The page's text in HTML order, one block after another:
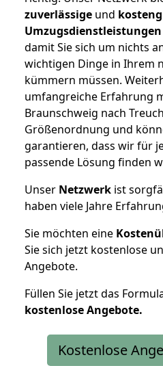
zuverlässige und
Umzugsdienstleistungen
damit Sie sich um nichts
wichtigen Dinge in Ihrem
kümmern müssen.
umfangreiche Erfahrung
Braunschweig nach
Größenordnung und
garantieren, dass wir für
passende Lösung finden
Unser Netzwerk ist
haben viele Jahre
Sie möchten eine
Sie sich jetzt kostenlose
Angebote.
Füllen Sie jetzt das
kostenloseAngebote.
Kostenlose